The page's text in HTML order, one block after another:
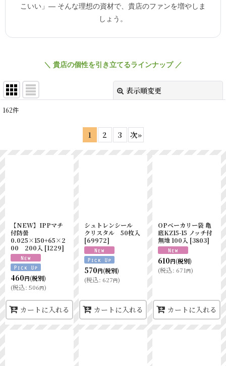
こいい」— そんな理想の資材で、貴店のファンを増やしま
しょう。
＼ 貴店の個性を引き立てるラインナップ ／
表示順変更
162件
1 2 3 次»
【NEW】IPPマチ
付防曇
0.025×150+65×2
00 200入 [1229]
460円(税別)
(税込: 506円)
カートに入れる
シュトレンシール
クリスタル 50枚入
[69972]
570円(税別)
(税込: 627円)
カートに入れる
OPベーカリー袋 亀
底KZ15-15 ノッチ付
無地 100入 [3803]
610円(税別)
(税込: 671円)
カートに入れる